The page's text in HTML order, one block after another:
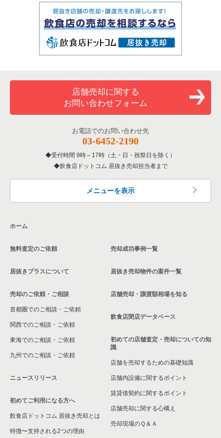
店舗売却に関する
お問い合わせフォーム
お電話でのお問い合わせ先
03-6452-2190
受付時間 9時～17時（土・日・祝祭日を除く）
飲食店ドットコム 居抜き売却担当者まで
メニューを表示
ホーム
無料査定のご依頼
居抜きプラスについて
売却のご依頼・ご相談
首都圏でのご相談・ご依頼
関西でのご相談・ご依頼
東海でのご相談・ご依頼
九州でのご相談・ご依頼
ニュースリリース
初めてご利用になる方へ
飲食店ドットコム 居抜き売却とは
特徴〜支持される2つの理由
売却成功事例一覧
居抜き売却物件の案件一覧
店舗売却・譲渡額相場を知る
飲食店閉店データベース
初めての店舗査定・売却についての知
識
店舗を売却するための基礎知識
店舗内設備に関するポイント
賃貸借契約に関するポイント
店舗売却に関する心構え
売却現場のＱ＆Ａ